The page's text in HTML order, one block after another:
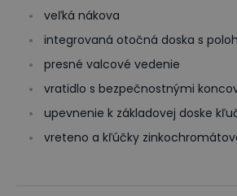
veľká nákova
integrovaná otočná doska s
presné valcové vedenie
vratidlo s bezpečnostnými
upevnenie k základovej doske
vreteno a kľúčky